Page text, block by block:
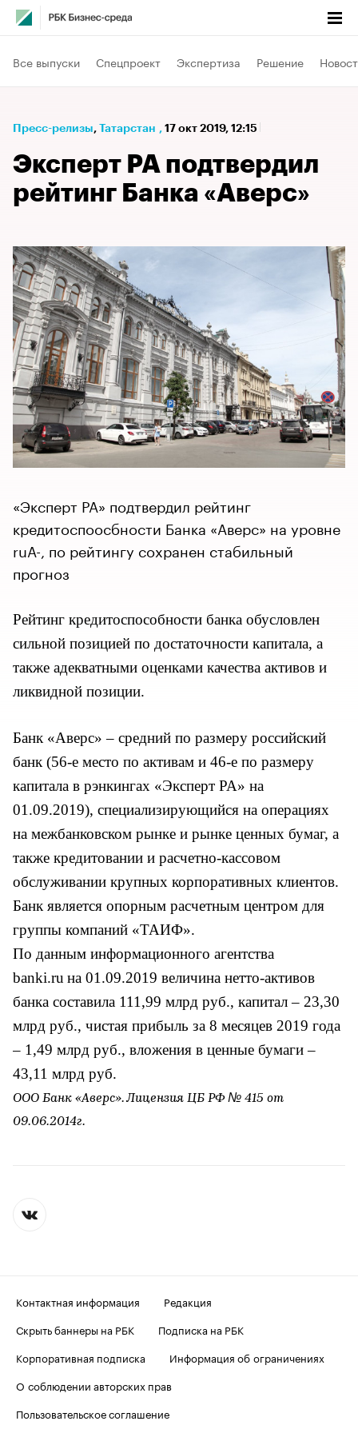
Все выпуски Спецпроект Экспертиза Решение
Пресс-релизы⁠, Татарстан , 17 окт 2019, 12:15
Эксперт РА подтвердил
рейтинг Банка «Аверс»
«Эксперт РА» подтвердил рейтинг
кредитоспоосбности Банка «Аверс» на уровне
ruA-, по рейтингу сохранен стабильный
прогноз
Рейтинг кредитоспособности банка обусловлен
сильной позицией по достаточности капитала, а
также адекватными оценками качества активов и
ликвидной позиции.
Банк «Аверс» – средний по размеру российский
банк (56-е место по активам и 46-е по размеру
капитала в рэнкингах «Эксперт РА» на
01.09.2019), специализирующийся на операциях
на межбанковском рынке и рынке ценных бумаг, а
также кредитовании и расчетно-кассовом
обслуживании крупных корпоративных клиентов.
Банк является опорным расчетным центром для
группы компаний «ТАИФ».
По данным информационного агентства
banki.ru на 01.09.2019 величина нетто-активов
банка составила 111,99 млрд руб., капитал – 23,30
млрд руб., чистая прибыль за 8 месяцев 2019 года
– 1,49 млрд руб., вложения в ценные бумаги –
43,11 млрд руб.
ООО Банк «Аверс». Лицензия ЦБ РФ № 415 от
09.06.2014г.
Контактная информация
Редакция
Скрыть баннеры на РБК
Подписка на РБК
Корпоративная подписка
Информация об ограничениях
О соблюдении авторских прав
Пользовательское соглашение